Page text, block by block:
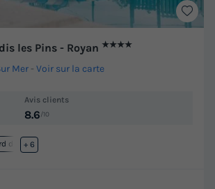
les Pins - Royan ★★★★
Mer -Voir sur la carte
Avis clients
8.6/10
de mer
+ 6